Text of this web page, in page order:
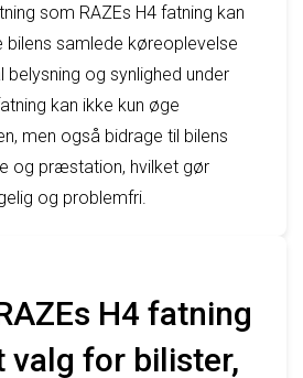
som RAZEs H4 fatning kan
samlede køreoplevelse
og synlighed under
kan ikke kun øge
men også bidrage til bilens
og præstation, hvilket gør
og problemfri.
H4 fatning
valg for bilister,